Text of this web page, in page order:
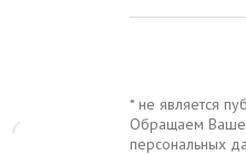
* не является
Обращаем Ваше
персональных